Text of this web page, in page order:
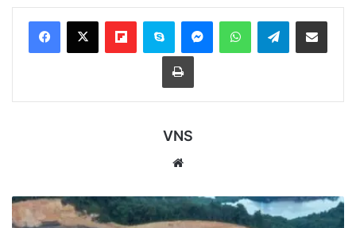
FlipboardSkype MessengerWhatsAppTelegramBagikan melalui Email
Cetak
VNS
DPRD
Samarinda